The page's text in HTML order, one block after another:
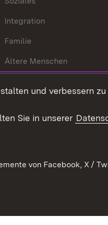
Integration
Familie
Ältere Menschen
Behinderungen
Bürgerengagement
und verbessern
Sie in unserer
von Facebook, X /